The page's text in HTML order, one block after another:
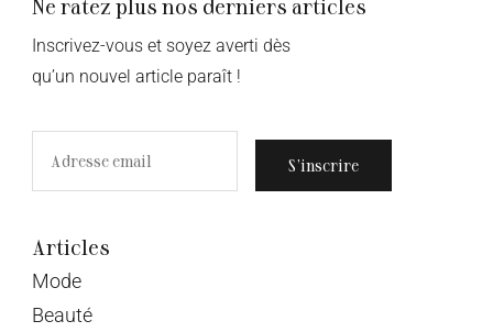
Ne ratez plus nos derniers articles
Inscrivez-vous et soyez averti dès
qu’un nouvel article paraît !
S’inscrire
Articles
Mode
Beauté